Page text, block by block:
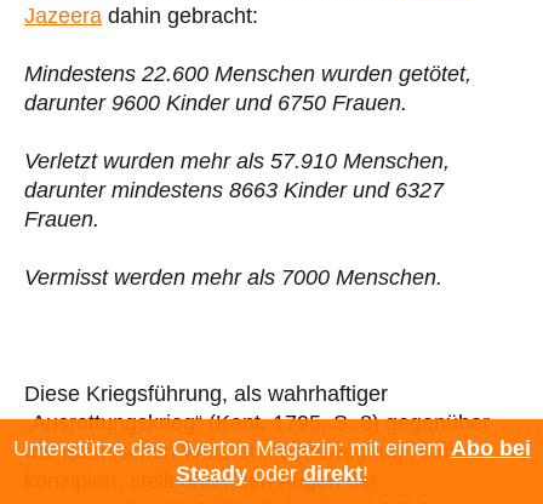
Jazeera dahin gebracht:
Mindestens 22.600 Menschen wurden getötet,
darunter 9600 Kinder und 6750 Frauen.
Verletzt wurden mehr als 57.910 Menschen,
darunter mindestens 8663 Kinder und 6327
Frauen.
Vermisst werden mehr als 7000 Menschen.
Diese Kriegsführung, als wahrhaftiger
„Ausrottungskrieg“ (Kant, 1795, S. 8) gegenüber
der islamischen Widerstandsbewegung Hamas
konzipiert, stellt unter den Augen der
Unterstütze das Overton Magazin: mit einem Abo bei
Steadyoder direkt!